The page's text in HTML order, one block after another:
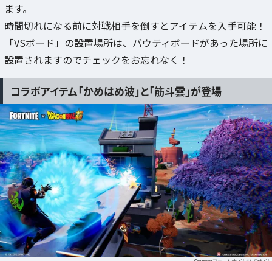
ます。
時間切れになる前に対戦相手を倒すとアイテムを入手可能！
「VSボード」の設置場所は、バウティボードがあった場所に
設置されますのでチェックをお忘れなく！
コラボアイテム「かめはめ波」と「筋斗雲」が登場